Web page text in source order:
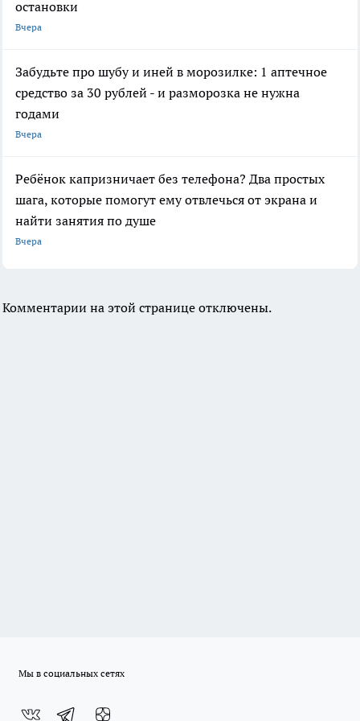
остановки
Вчера
Забудьте про шубу и иней в морозилке: 1 аптечное
средство за 30 рублей - и разморозка не нужна
годами
Вчера
Ребёнок капризничает без телефона? Два простых
шага, которые помогут ему отвлечься от экрана и
найти занятия по душе
Вчера
Комментарии на этой странице отключены.
Мы в социальных сетях